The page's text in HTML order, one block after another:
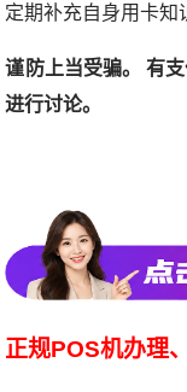
定期补充自身用卡知
谨防上当受骗。 有
进行讨论。
正规POS机办理